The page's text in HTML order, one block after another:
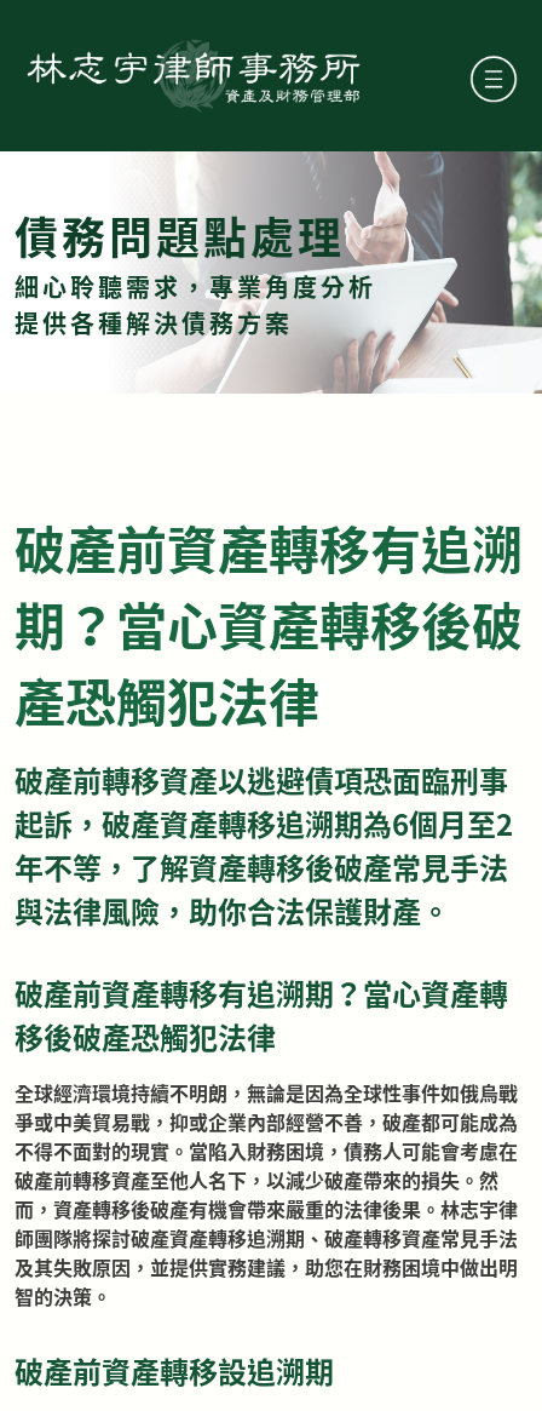
債務問題點處理
細心聆聽需求，專業角度分析
提供各種解決債務方案
破產前資產轉移有追溯
期？當心資產轉移後破
產恐觸犯法律
破產前轉移資產以逃避債項恐面臨刑事
起訴，破產資產轉移追溯期為6個月至2
年不等，了解資產轉移後破產常見手法
與法律風險，助你合法保護財產。
破產前資產轉移有追溯期？當心資產轉
移後破產恐觸犯法律
全球經濟環境持續不明朗，無論是因為全球性事件如俄烏戰
爭或中美貿易戰，抑或企業內部經營不善，破產都可能成為
不得不面對的現實。當陷入財務困境，債務人可能會考慮在
破產前轉移資產至他人名下，以減少破產帶來的損失。然
而，資產轉移後破產有機會帶來嚴重的法律後果。林志宇律
師團隊將探討破產資產轉移追溯期、破產轉移資產常見手法
及其失敗原因，並提供實務建議，助您在財務困境中做出明
智的決策。
破產前資產轉移設追溯期